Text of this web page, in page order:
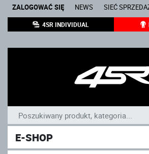
ZALOGOWAĆ SIĘ NEWS SIEĆ
4SR INDIVIDUAL
E-SHOP